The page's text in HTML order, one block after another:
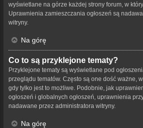
wyświetlane na górze każdej strony forum, w
Uprawnienia zamieszczania ogłoszeń są
witryny.
Na górę
Co to są przyklejone tematy?
Przyklejone tematy są wyświetlane pod
przeglądu tematów. Często są one dość ważne,
gdy tylko jest to możliwe. Podobnie, jak
ogłoszeń i globalnych ogłoszeń, uprawnienia
nadawane przez administratora witryny.
Na górę